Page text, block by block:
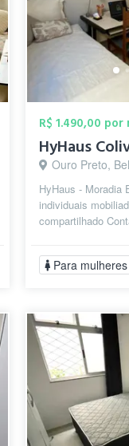
R$ 1.490,00 por
Ouro Preto,
HyHaus - Moradia
individuais
compartilhado
Para mulheres